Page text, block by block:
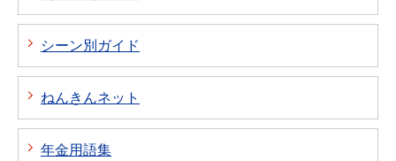
シーン別ガイド
ねんきんネット
年金用語集